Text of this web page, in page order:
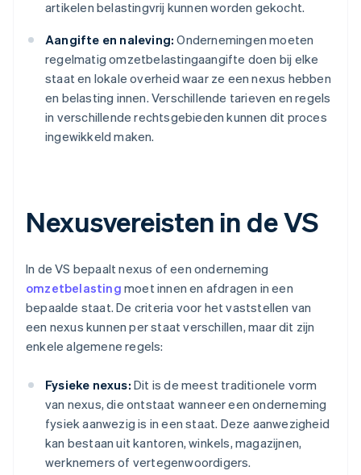
artikelen belastingvrij kunnen worden gekocht.
Aangifte en naleving: Ondernemingen moeten
regelmatig omzetbelastingaangifte doen bij elke
staat en lokale overheid waar ze een nexus hebben
en belasting innen. Verschillende tarieven en regels
in verschillende rechtsgebieden kunnen dit proces
ingewikkeld maken.
Nexusvereisten in de VS
In de VS bepaalt nexus of een onderneming
omzetbelasting moet innen en afdragen in een
bepaalde staat. De criteria voor het vaststellen van
een nexus kunnen per staat verschillen, maar dit zijn
enkele algemene regels:
Fysieke nexus: Dit is de meest traditionele vorm
van nexus, die ontstaat wanneer een onderneming
fysiek aanwezig is in een staat. Deze aanwezigheid
kan bestaan uit kantoren, winkels, magazijnen,
werknemers of vertegenwoordigers.